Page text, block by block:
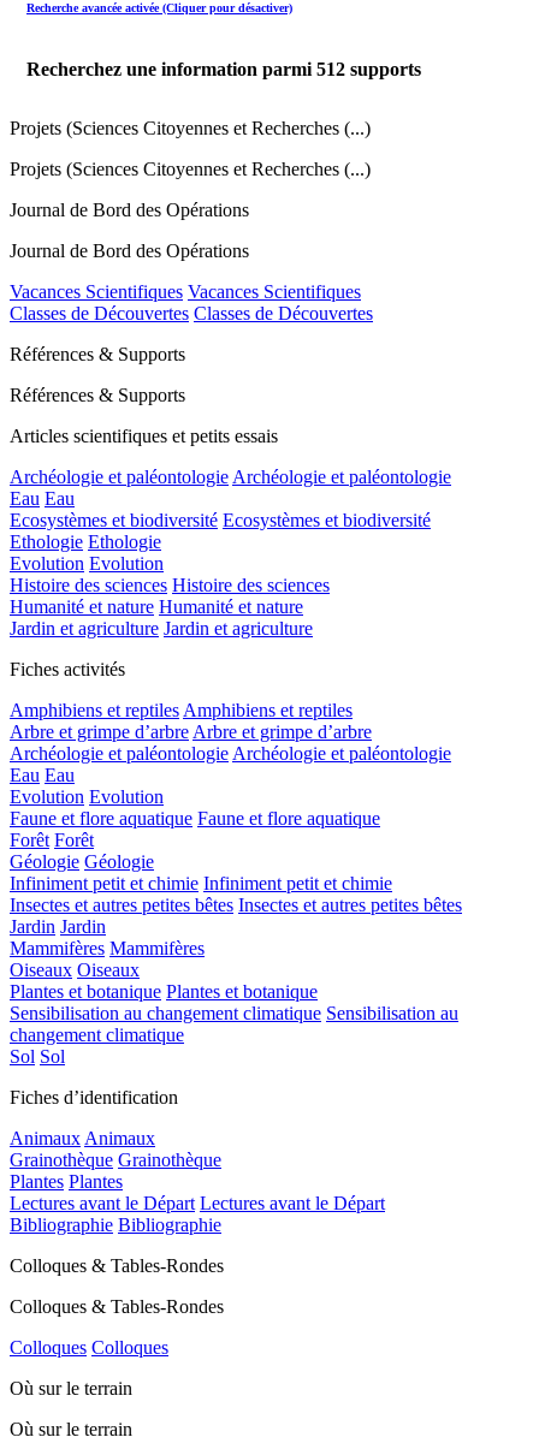
Recherche avancée activée (Cliquer pour désactiver)
Recherchez une information parmi 512 supports
Projets (Sciences Citoyennes et Recherches (...)
Projets (Sciences Citoyennes et Recherches (...)
Journal de Bord des Opérations
Journal de Bord des Opérations
Vacances Scientifiques Vacances Scientifiques
Classes de Découvertes Classes de Découvertes
Références & Supports
Références & Supports
Articles scientifiques et petits essais
Archéologie et paléontologie Archéologie et paléontologie
Eau Eau
Ecosystèmes et biodiversité Ecosystèmes et biodiversité
Ethologie Ethologie
Evolution Evolution
Histoire des sciences Histoire des sciences
Humanité et nature Humanité et nature
Jardin et agriculture Jardin et agriculture
Fiches activités
Amphibiens et reptiles Amphibiens et reptiles
Arbre et grimpe d’arbre Arbre et grimpe d’arbre
Archéologie et paléontologie Archéologie et paléontologie
Eau Eau
Evolution Evolution
Faune et flore aquatique Faune et flore aquatique
Forêt Forêt
Géologie Géologie
Infiniment petit et chimie Infiniment petit et chimie
Insectes et autres petites bêtes Insectes et autres petites bêtes
Jardin Jardin
Mammifères Mammifères
Oiseaux Oiseaux
Plantes et botanique Plantes et botanique
Sensibilisation au changement climatique Sensibilisation au
changement climatique
Sol Sol
Fiches d’identification
Animaux Animaux
Grainothèque Grainothèque
Plantes Plantes
Lectures avant le Départ Lectures avant le Départ
Bibliographie Bibliographie
Colloques & Tables-Rondes
Colloques & Tables-Rondes
Colloques Colloques
Où sur le terrain
Où sur le terrain